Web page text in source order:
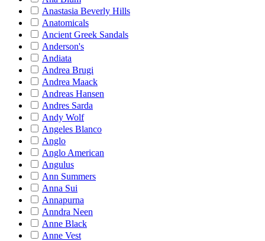
Anastasia Beverly Hills
Anatomicals
Ancient Greek Sandals
Anderson's
Andiata
Andrea Brugi
Andrea Maack
Andreas Hansen
Andres Sarda
Andy Wolf
Angeles Blanco
Anglo
Anglo American
Angulus
Ann Summers
Anna Sui
Annapurna
Anndra Neen
Anne Black
Anne Vest